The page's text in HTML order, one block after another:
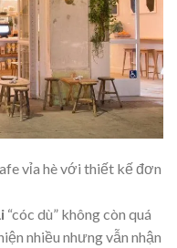
vỉa hè với thiết kế đơn
“cóc dù” không còn quá
nhiều nhưng vẫn nhận